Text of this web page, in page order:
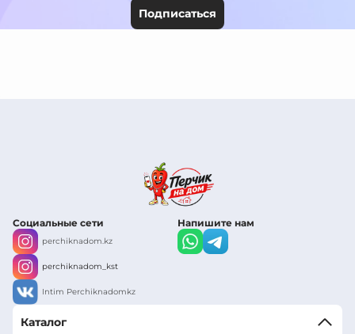
Подписаться
Социальные сети
perchiknadom.kz
perchiknadom_kst
Intim Perchiknadomkz
Напишите нам
Каталог